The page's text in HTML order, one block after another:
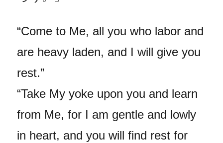
“Come to Me, all you who labor and
are heavy laden, and I will give you
rest.”
“Take My yoke upon you and learn
from Me, for I am gentle and lowly
in heart, and you will find rest for